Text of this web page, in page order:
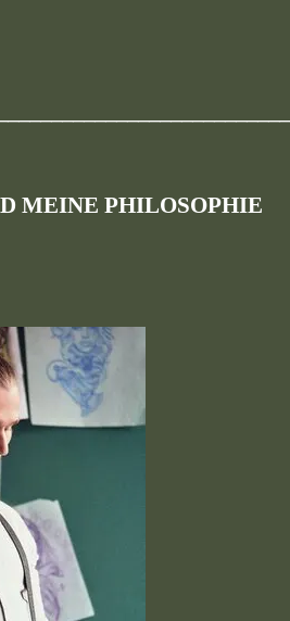
MEINE PHILOSOPHIE